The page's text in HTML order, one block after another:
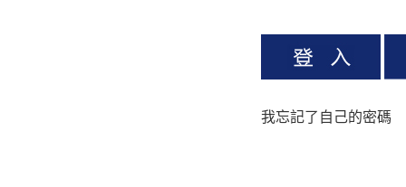
我忘記了自己的密碼